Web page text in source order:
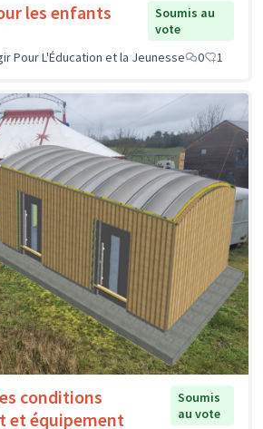
les enfants
Soumis au
vote
Pour L'Éducation et la Jeunesse
0 1
conditions
et équipement
Soumis
au vote